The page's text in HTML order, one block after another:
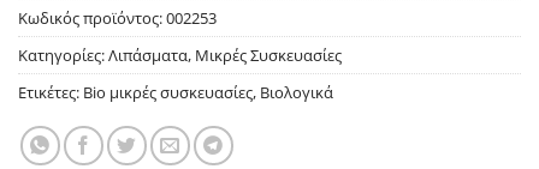
Κωδικός προϊόντος:002253
Κατηγορίες:Λιπάσματα, Μικρές Συσκευασίες
Ετικέτες: Bio μικρές συσκευασίες, Βιολογικά